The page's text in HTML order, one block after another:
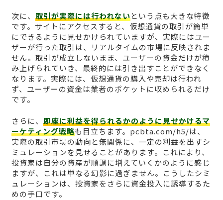
次に、 取引が実際には行われないという点も大きな特徴
です。サイトにアクセスすると、仮想通貨の取引が簡単
にできるように見せかけられていますが、実際にはユー
ザーが行った取引は、リアルタイムの市場に反映されま
せん。取引が成立しないまま、ユーザーの資金だけが積
み上げられていき、最終的には引き出すことができなく
なります。実際には、仮想通貨の購入や売却は行われ
ず、ユーザーの資金は業者のポケットに収められるだけ
です。
さらに、 即座に利益を得られるかのように見せかけるマ
ーケティング戦略も目立ちます。pcbta.com/h5/は、
実際の取引市場の動向と無関係に、一定の利益を出すシ
ミュレーションを見せることがあります。これにより、
投資家は自分の資産が順調に増えていくかのように感じ
ますが、これは単なる幻影に過ぎません。こうしたシミ
ュレーションは、投資家をさらに資金投入に誘導するた
めの手口です。